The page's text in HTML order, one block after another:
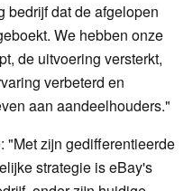
bedrijf dat de afgelopen
We hebben onze
de uitvoering versterkt,
verbeterd en
aan aandeelhouders."
"Met zijn gedifferentieerde
strategie is eBay's